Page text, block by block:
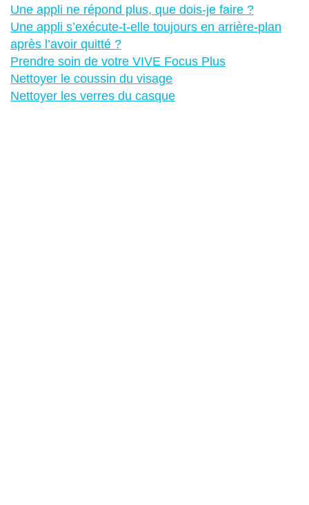
Une appli ne répond plus, que dois-je faire ?
Une appli s’exécute-t-elle toujours en arrière-plan
après l’avoir quitté ?
Prendre soin de votre VIVE Focus Plus
Nettoyer le coussin du visage
Nettoyer les verres du casque